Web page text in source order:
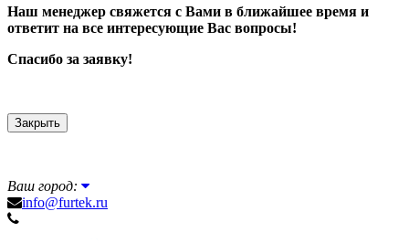
Наш менеджер свяжется с Вами в ближайшее время и
ответит на все интересующие Вас вопросы!
Спасибо за заявку!
Закрыть
Ваш город:
info@furtek.ru